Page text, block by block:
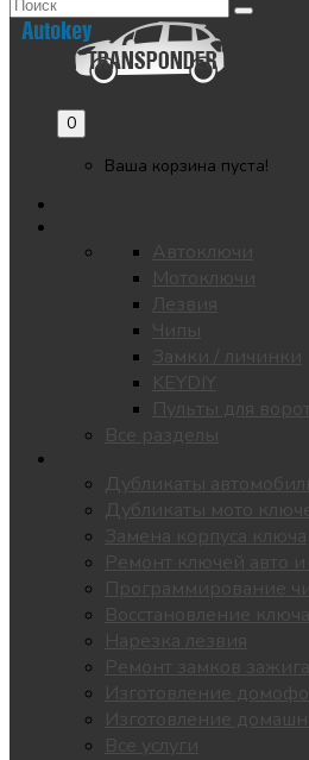
0
Ваша корзина пуста!
Автоключи
Мотоключи
Лезвия
Замки / личинки
KEYDIY
Пульты для ворот
Все разделы
Дубликаты
Дубликаты мото
Замена корпуса ключа
Ремонт ключей авто и
Программирование
Восстановление
Нарезка лезвия
Ремонт замков
Изготовление
Изготовление
Все услуги